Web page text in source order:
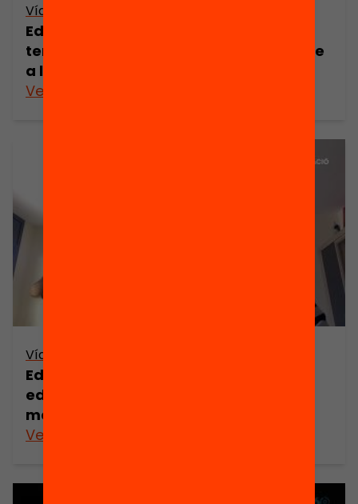
Vídeo
Edgar Iglesias – Com organitzem el
temps educatiu d’aquest estiu en base
a l’equitat?
Veure’n més
Vídeo
Edgar Iglesias – Per què el temps
educatiu d’estiu és més rellevant que
mai?
Veure’n més